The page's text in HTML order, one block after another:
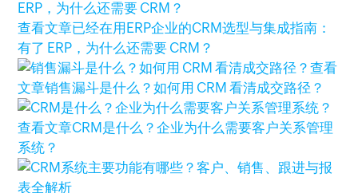
查看文章已经在用ERP企业的CRM选型与集成指南：
有了 ERP，为什么还需要 CRM？
查看
文章销售漏斗是什么？如何用 CRM 看清成交路径？
查看文章CRM是什么？企业为什么需要客户关系管理
系统？